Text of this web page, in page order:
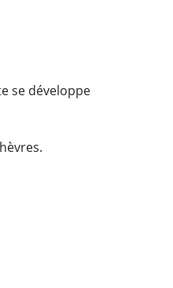
se développe